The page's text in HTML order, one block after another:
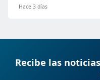
Hace 3 días
Recibe las